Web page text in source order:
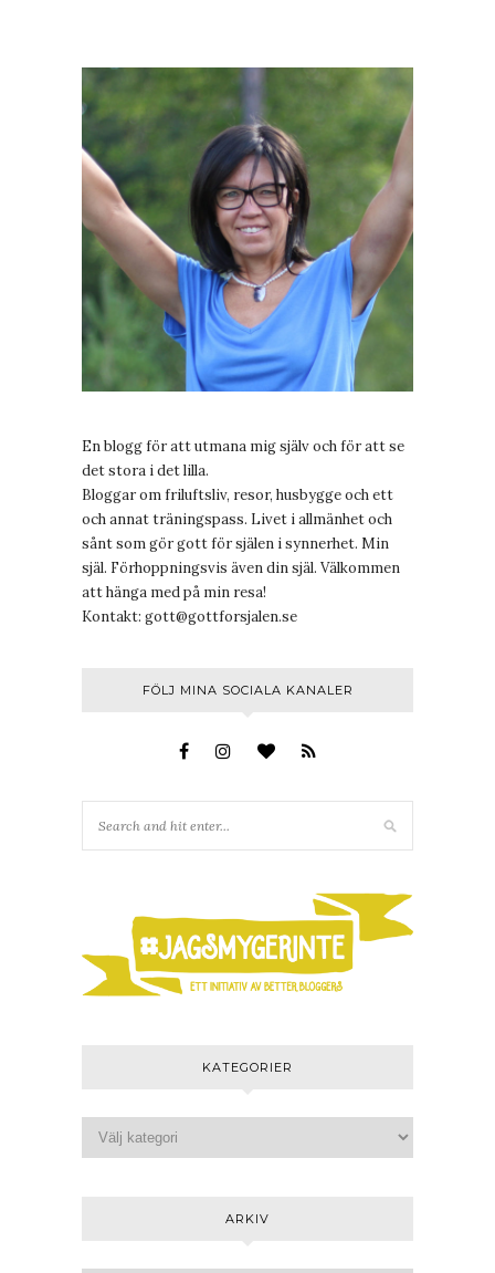
En blogg för att utmana mig själv och för att se
det stora i det lilla.
Bloggar om friluftsliv, resor, husbygge och ett
och annat träningspass. Livet i allmänhet och
sånt som gör gott för själen i synnerhet. Min
själ. Förhoppningsvis även din själ. Välkommen
att hänga med på min resa!
Kontakt: gott@gottforsjalen.se
FÖLJ MINA SOCIALA KANALER
KATEGORIER
ARKIV